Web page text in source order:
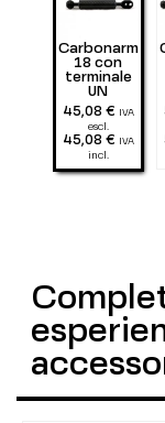
Carbonarm
18 con
terminale
UN
45,08 €
IVA
escl.
45,08 €
IVA
incl.